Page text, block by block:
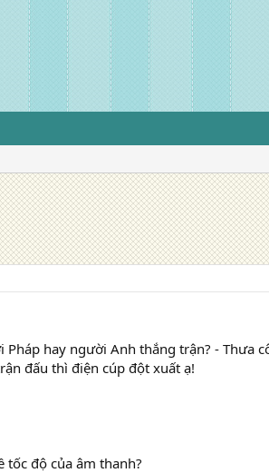
Pháp hay người Anh thắng trận? - Thưa
đấu thì điện cúp đột xuất ạ!
tốc độ của âm thanh?